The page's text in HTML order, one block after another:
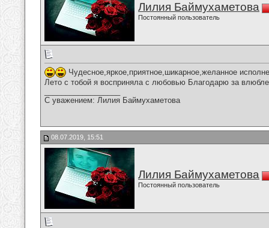
Лилия Баймухаметова
Постоянный пользователь
Чудесное,яркое,приятное,шикарное,желанное
Лето с тобой я восприняла с любовью Благодарю за
С уважением: Лилия Баймухаметова
08.07.2019, 15:51
Лилия Баймухаметова
Постоянный пользователь